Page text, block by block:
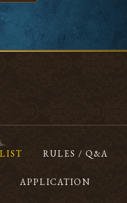
RULES / Q&A
APPLICATION